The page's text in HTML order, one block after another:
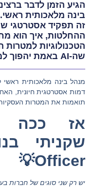
בינה מלאכותית
זה תפקיד אסטרטגי
ההחלטות, איך הוא
הטכנולוגיות למטרות
שה-AI באמת יהפוך למנוע צמיחה אמיתי.
תואמות את המטרות העסקיות
אז ככה
Officer💡
יש רק שני סוגים של חברות